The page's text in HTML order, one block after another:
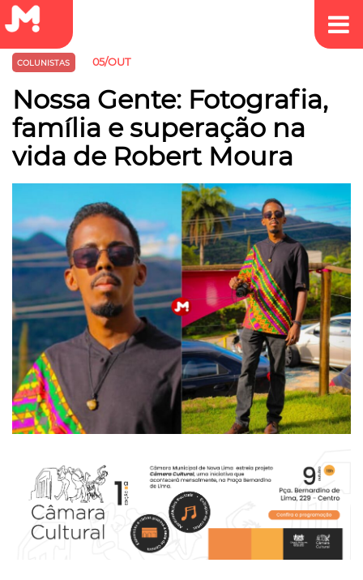
COLUNISTAS 05/OUT
Nossa Gente: Fotografia,
família e superação na
vida de Robert Moura